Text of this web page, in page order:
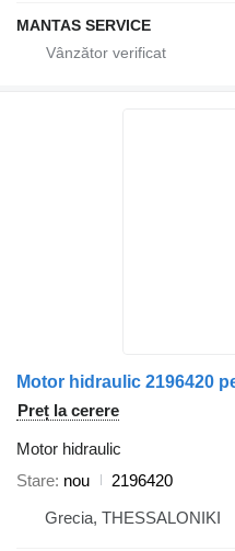
MANTAS SERVICE
Motor hidraulic 2196420
Preț la cerere
Motor hidraulic
Stare nou
2196420
Grecia, THESSALONIKI